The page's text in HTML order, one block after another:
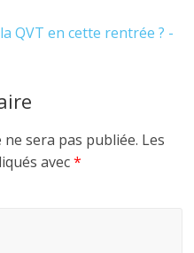
QVT en cette rentrée ? -
sera pas publiée. Les
avec*